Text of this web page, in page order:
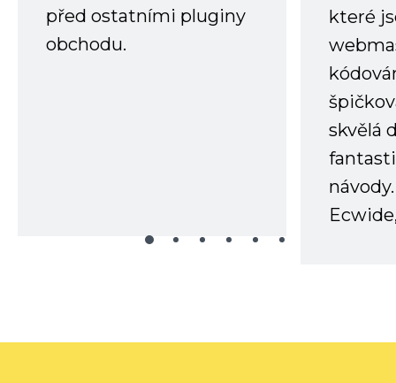
před ostatními pluginy
obchodu.
které
skvělá